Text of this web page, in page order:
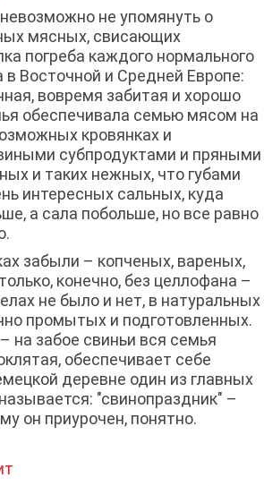
не упомянуть о
мясных, свисающих
погреба каждого нормального
в Восточной и Средней Европе:
вовремя забитая и хорошо
обеспечивала семью мясом на
кровянках и
субпродуктами и пряными
и таких нежных, что губами
интересных сальных, куда
а сала побольше, но все равно
забыли – копченых, вареных,
конечно, без целлофана –
не было и нет, в натуральных
промытых и подготовленных.
на забое свиньи вся семья
обеспечивает себе
деревне один из главных
"свинопраздник" –
он приурочен, понятно.